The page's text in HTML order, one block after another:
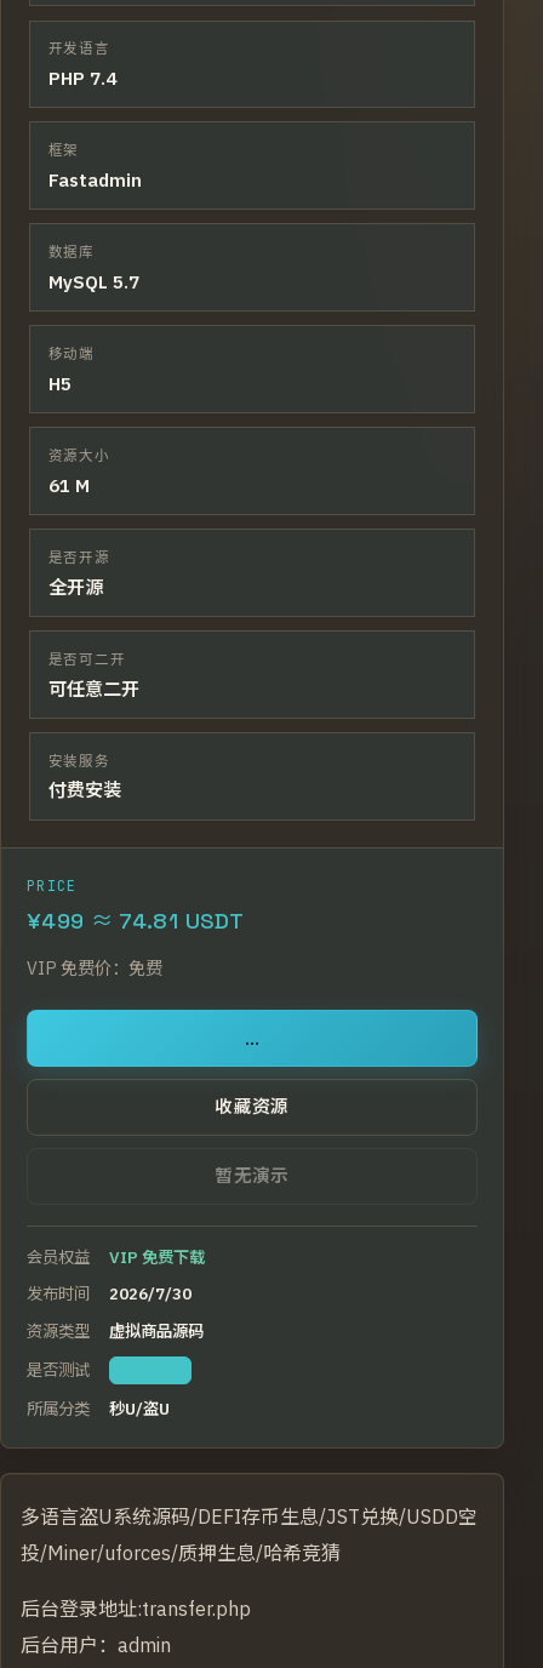
开发语言
PHP 7.4
框架
Fastadmin
数据库
MySQL 5.7
移动端
H5
资源大小
61 M
是否开源
全开源
是否可二开
可任意二开
安装服务
付费安装
PRICE
¥499 ≈ 74.81 USDT
VIP 免费价： 免费
...
收藏资源
暂无演示
会员权益
VIP 免费下载
发布时间
2026/7/30
资源类型
虚拟商品源码
是否测试
所属分类
秒U/盗U
多语言盗U系统源码/DEFI存币生息/JST兑换/USDD空
投/Miner/uforces/质押生息/哈希竞猜
后台登录地址:transfer.php
后台用户：admin